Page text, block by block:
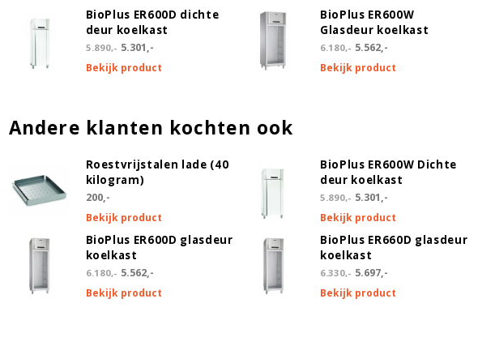
5 werkdagen in huis Gratis Levering in overleg +167,79
BioPlus ER600D dichte
deur koelkast
5.890,- 5.301,-
Bekijk product
BioPlus ER600W
Glasdeur koelkast
6.180,- 5.562,-
Bekijk product
Andere klanten kochten ook
Roestvrijstalen lade (40
kilogram)
200,-
Bekijk product
BioPlus ER600W Dichte
deur koelkast
5.890,- 5.301,-
Bekijk product
BioPlus ER600D glasdeur
koelkast
6.180,- 5.562,-
Bekijk product
BioPlus ER660D glasdeur
koelkast
6.330,- 5.697,-
Bekijk product